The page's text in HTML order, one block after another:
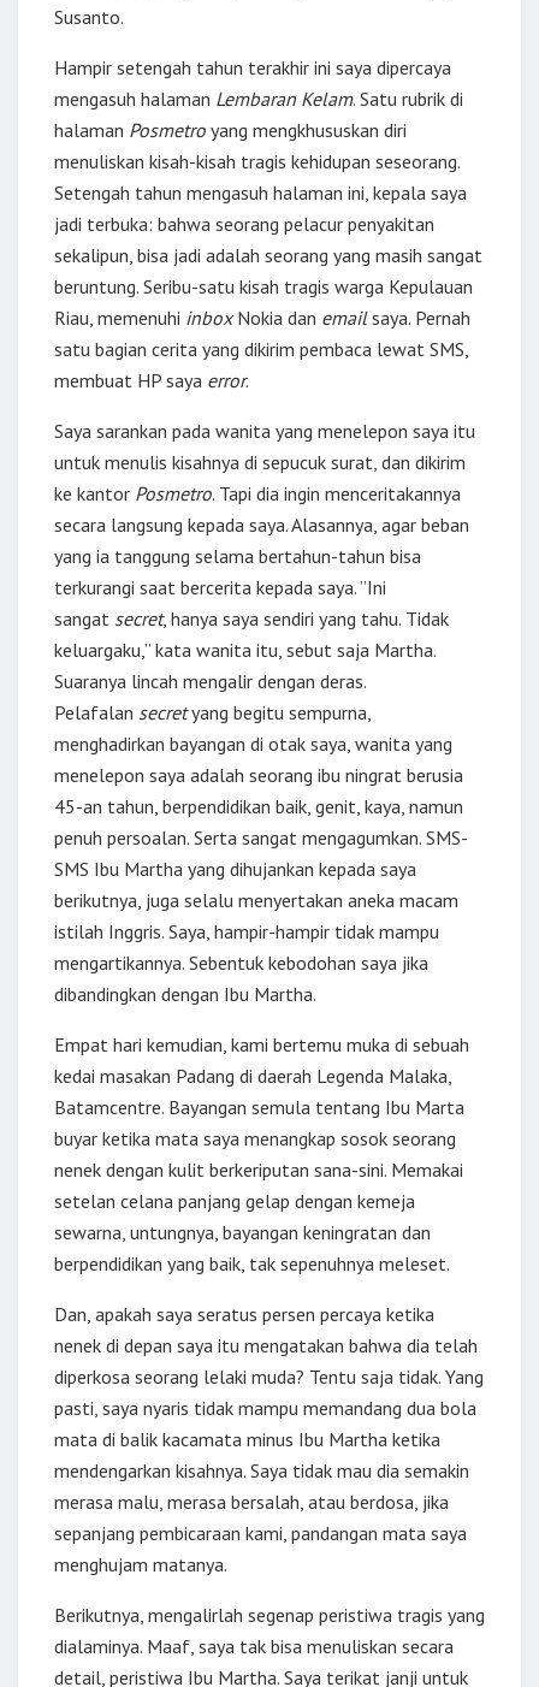
Susanto.
Hampir setengah tahun terakhir ini saya dipercaya
mengasuh halaman Lembaran Kelam. Satu rubrik di
halaman Posmetro yang mengkhususkan diri
menuliskan kisah-kisah tragis kehidupan seseorang.
Setengah tahun mengasuh halaman ini, kepala saya
jadi terbuka: bahwa seorang pelacur penyakitan
sekalipun, bisa jadi adalah seorang yang masih sangat
beruntung. Seribu-satu kisah tragis warga Kepulauan
Riau, memenuhi inboxNokia dan emailsaya. Pernah
satu bagian cerita yang dikirim pembaca lewat SMS,
membuat HP saya error.
Saya sarankan pada wanita yang menelepon saya itu
untuk menulis kisahnya di sepucuk surat, dan dikirim
ke kantor Posmetro. Tapi dia ingin menceritakannya
secara langsung kepada saya. Alasannya, agar beban
yang ia tanggung selama bertahun-tahun bisa
terkurangi saat bercerita kepada saya. ”Ini
sangat secret, hanya saya sendiri yang tahu. Tidak
keluargaku,” kata wanita itu, sebut saja Martha.
Suaranya lincah mengalir dengan deras.
Pelafalan secretyang begitu sempurna,
menghadirkan bayangan di otak saya, wanita yang
menelepon saya adalah seorang ibu ningrat berusia
45-an tahun, berpendidikan baik, genit, kaya, namun
penuh persoalan. Serta sangat mengagumkan. SMS-
SMS Ibu Martha yang dihujankan kepada saya
berikutnya, juga selalu menyertakan aneka macam
istilah Inggris. Saya, hampir-hampir tidak mampu
mengartikannya. Sebentuk kebodohan saya jika
dibandingkan dengan Ibu Martha.
Empat hari kemudian, kami bertemu muka di sebuah
kedai masakan Padang di daerah Legenda Malaka,
Batamcentre. Bayangan semula tentang Ibu Marta
buyar ketika mata saya menangkap sosok seorang
nenek dengan kulit berkeriputan sana-sini. Memakai
setelan celana panjang gelap dengan kemeja
sewarna, untungnya, bayangan keningratan dan
berpendidikan yang baik, tak sepenuhnya meleset.
Dan, apakah saya seratus persen percaya ketika
nenek di depan saya itu mengatakan bahwa dia telah
diperkosa seorang lelaki muda? Tentu saja tidak. Yang
pasti, saya nyaris tidak mampu memandang dua bola
mata di balik kacamata minus Ibu Martha ketika
mendengarkan kisahnya. Saya tidak mau dia semakin
merasa malu, merasa bersalah, atau berdosa, jika
sepanjang pembicaraan kami, pandangan mata saya
menghujam matanya.
Berikutnya, mengalirlah segenap peristiwa tragis yang
dialaminya. Maaf, saya tak bisa menuliskan secara
detail, peristiwa Ibu Martha. Saya terikat janji untuk